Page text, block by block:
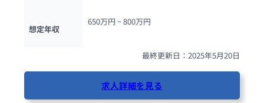
想定年収
650万円 ~ 800万円
最終更新日：2025年5月20日
求人詳細を見る